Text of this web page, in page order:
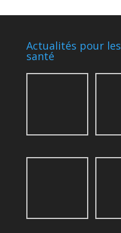
Actualités pour
santé